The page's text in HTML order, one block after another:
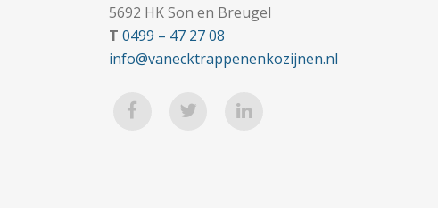
5692 HK Son en Breugel
T 0499 – 47 27 08
info@vanecktrappenenkozijnen.nl